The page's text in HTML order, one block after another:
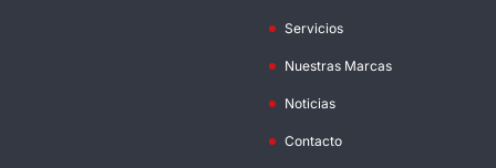
Servicios
Nuestras Marcas
Noticias
Contacto